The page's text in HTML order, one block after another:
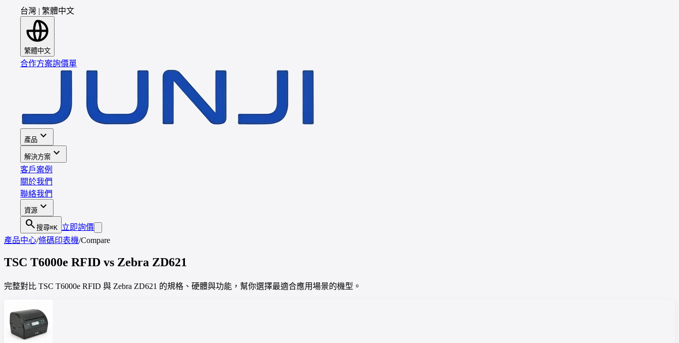
台灣 | 繁體中文
繁體中文
合作方案詢價單
產品 expand_more
解決方案 expand_more
客戶案例
關於我們
聯絡我們
資源 expand_more
search 搜尋⌘K 立即詢價
產品中心/條碼印表機/Compare
TSC T6000e RFID vs Zebra ZD621
完整對比 TSC T6000e RFID 與 Zebra ZD621 的規格、硬體與功能，幫你選擇最適合應用場景的機型。